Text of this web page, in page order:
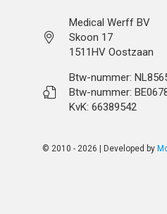
Medical Werff BV
Skoon 17
1511HV Oostzaan
Btw-nummer:
Btw-nummer:
KvK: 66389542
© 2010 - 2026 | Developed by